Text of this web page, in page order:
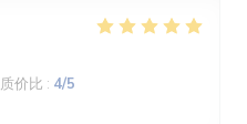
质价比 : 4/5